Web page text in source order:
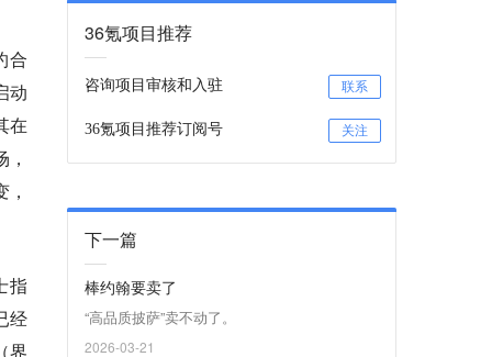
合
动
在
指
经
界
36氪项目推荐
咨询项目审核和入驻 联系
36氪项目推荐订阅号 关注
下一篇
棒约翰要卖了
“高品质披萨”卖不动了。
2026-03-21